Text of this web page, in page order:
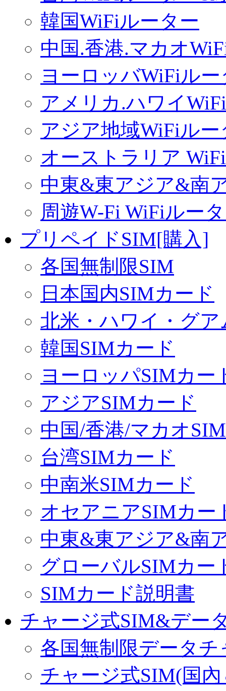
韓国WiFiルーター
中国.香港.マカオ
ヨーロッバWiFiルー
アメリカ.ハワイ
アジア地域WiFiルー
オーストラリア
中東&東アジア&南
周遊W-Fi WiFiルー
プリペイドSIM[購入]
各国無制限SIM
日本国内SIMカード
北米・ハワイ・グ
韓国SIMカード
ヨーロッパSIMカー
アジアSIMカード
中国/香港/マカオ
台湾SIMカード
中南米SIMカード
オセアニアSIMカー
中東&東アジア&南
グローバルSIMカー
SIMカード説明書
チャージ式SIM&デー
各国無制限データチ
チャージ式SIM(国